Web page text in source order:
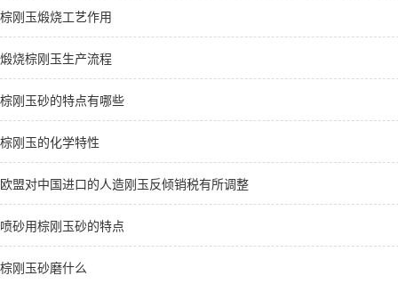
棕刚玉煅烧工艺作用
煅烧棕刚玉生产流程
棕刚玉砂的特点有哪些
棕刚玉的化学特性
欧盟对中国进口的人造刚玉反倾销税有所调整
喷砂用棕刚玉砂的特点
棕刚玉砂磨什么